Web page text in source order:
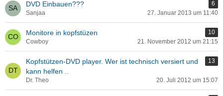
DVD Einbauen???
6
Sanjaa
27. Januar 2013 um 11:40
Monitore in kopfstüzen
10
Cowboy
21. November 2012 um 21:15
Kopfstützen-DVD player. Wer ist technisch versiert und
kann helfen ..
13
Dr. Theo 20. Juli 2012 um 15:07